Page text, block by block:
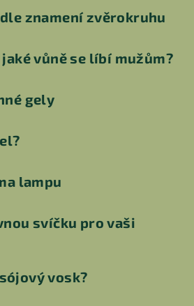
znamení zvěrokruhu
vůně se líbí mužům?
gely
lampu
svíčku pro vaši
vosk?